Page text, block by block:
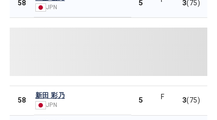
58
JPN 5 3(75)
58
新田 彩乃
JPN
5 F 3(75)